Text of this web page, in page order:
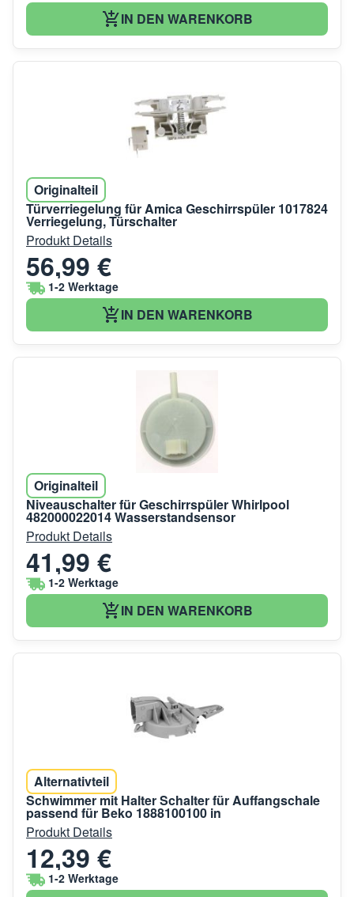
IN DEN WARENKORB
Originalteil
Türverriegelung für Amica Geschirrspüler 1017824
Verriegelung, Türschalter
Produkt Details
56,99 €
1-2 Werktage
IN DEN WARENKORB
Originalteil
Niveauschalter für Geschirrspüler Whirlpool
482000022014 Wasserstandsensor
Produkt Details
41,99 €
1-2 Werktage
IN DEN WARENKORB
Alternativteil
Schwimmer mit Halter Schalter für Auffangschale
passend für Beko 1888100100 in
Produkt Details
12,39 €
1-2 Werktage